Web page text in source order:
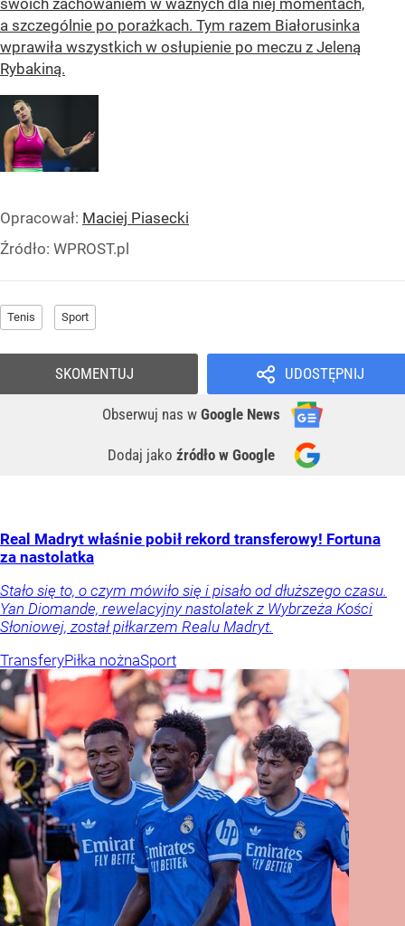
swoich zachowaniem w ważnych dla niej momentach,
a szczególnie po porażkach. Tym razem Białorusinka
wprawiła wszystkich w osłupienie po meczu z Jeleną
Rybakiną.
Opracował: Maciej Piasecki
Źródło: WPROST.pl
Tenis Sport
UDOSTĘPNIJ
Obserwuj nas w Google News
Dodaj jako źródło w Google
SKOMENTUJ
Real Madryt właśnie pobił rekord transferowy! Fortuna
za nastolatka
Stało się to, o czym mówiło się i pisało od dłuższego czasu.
Yan Diomande, rewelacyjny nastolatek z Wybrzeża Kości
Słoniowej, został piłkarzem Realu Madryt.
TransferyPiłka nożnaSport